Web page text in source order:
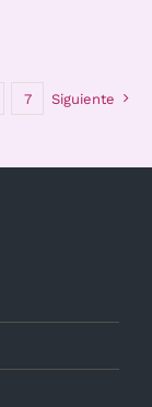
7 Siguiente